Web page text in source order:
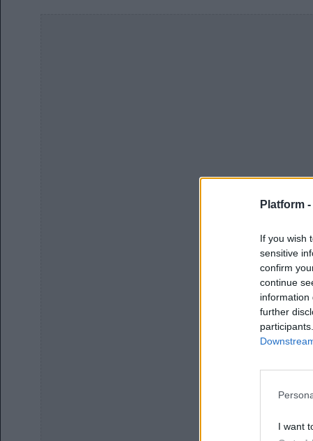
Platform -
If you wish
sensitive
confirm
continue
information
further
I want